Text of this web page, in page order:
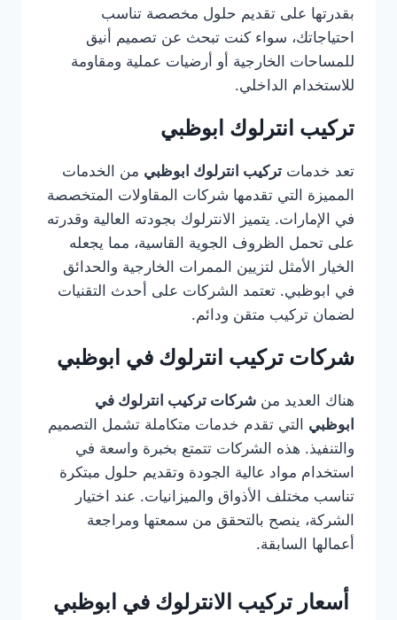
بقدرتها على تقديم حلول مخصصة تناسب
احتياجاتك، سواء كنت تبحث عن تصميم أنيق
للمساحات الخارجية أو أرضيات عملية ومقاومة
للاستخدام الداخلي.
تركيب انترلوك ابوظبي
تعد خدمات تركيب انترلوك ابوظبي من الخدمات
المميزة التي تقدمها شركات المقاولات المتخصصة
في الإمارات. يتميز الانترلوك بجودته العالية وقدرته
على تحمل الظروف الجوية القاسية، مما يجعله
الخيار الأمثل لتزيين الممرات الخارجية والحدائق
في ابوظبي. تعتمد الشركات على أحدث التقنيات
لضمان تركيب متقن ودائم.
شركات تركيب انترلوك في ابوظبي
هناك العديد من شركات تركيب انترلوك في
ابوظبي التي تقدم خدمات متكاملة تشمل التصميم
والتنفيذ. هذه الشركات تتمتع بخبرة واسعة في
استخدام مواد عالية الجودة وتقديم حلول مبتكرة
تناسب مختلف الأذواق والميزانيات. عند اختيار
الشركة، ينصح بالتحقق من سمعتها ومراجعة
أعمالها السابقة.
أسعار تركيب الانترلوك في ابوظبي